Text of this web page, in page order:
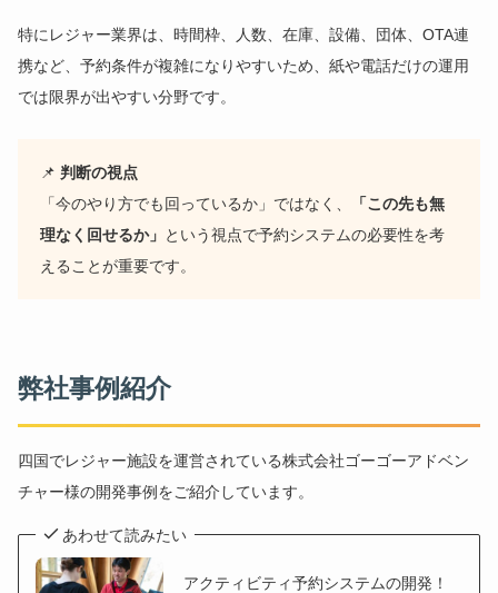
特にレジャー業界は、時間枠、人数、在庫、設備、団体、OTA連
携など、予約条件が複雑になりやすいため、紙や電話だけの運用
では限界が出やすい分野です。
📌 判断の視点
「今のやり方でも回っているか」ではなく、
「この先も無
理なく回せるか」 という視点で予約システムの必要性を考
えることが重要です。
弊社事例紹介
四国でレジャー施設を運営されている株式会社ゴーゴーアドベン
チャー様の開発事例をご紹介しています。
あわせて読みたい
アクティビティ予約システムの開発！